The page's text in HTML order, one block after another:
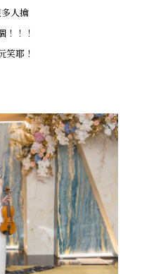
人搶
！！！
笑耶！